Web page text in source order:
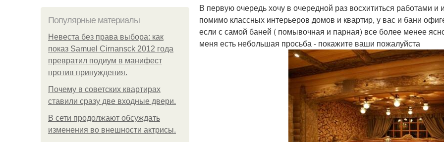
Популярные материалы
Невеста без права выбора: как
показ Samuel Cirnansck 2012 года
превратил подиум в манифест
против принуждения.
Почему в советских квартирах
ставили сразу две входные двери.
В сети продолжают обсуждать
изменения во внешности актрисы.
В первую очередь хочу в очередной раз восхититься работами
помимо классных интерьеров домов и квартир, у вас и бани
если с самой баней ( помывочная и парная) все более менее
меня есть небольшая просьба - покажите ваши пожалуйста